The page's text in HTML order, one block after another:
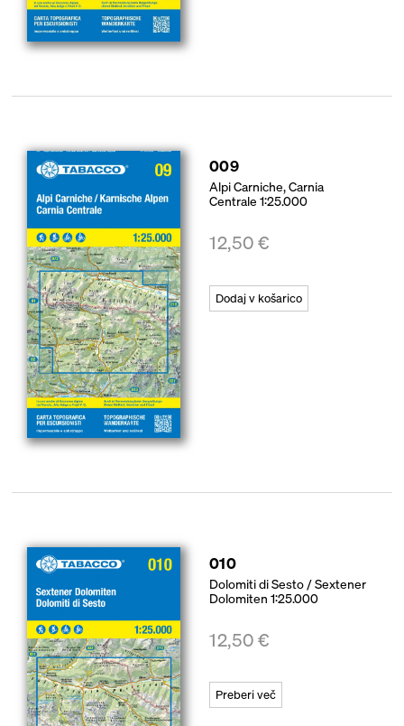
009
Alpi Carniche, Carnia
Centrale 1:25.000
12,50€
Dodaj v košarico
010
Dolomiti di Sesto / Sextener
Dolomiten 1:25.000
12,50€
Preberi več